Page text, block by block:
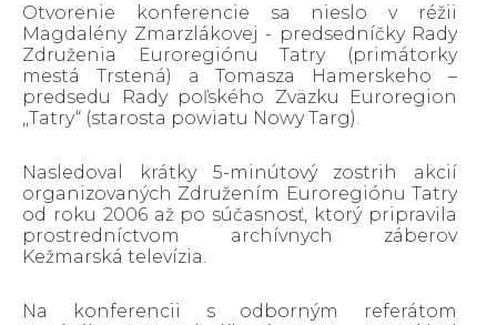
Otvorenie konferencie sa nieslo v réžii
Magdalény Zmarzlákovej - predsedníčky Rady
Združenia Euroregiónu Tatry (primátorky
mestá Trstená) a Tomasza Hamerskeho –
predsedu Rady poľského Zväzku Euroregion
,,Tatry“ (starosta powiatu Nowy Targ).
Nasledoval krátky 5-minútový zostrih akcií
organizovaných Združením Euroregiónu Tatry
od roku 2006 až po súčasnosť, ktorý pripravila
prostredníctvom archívnych záberov
Kežmarská televízia.
Na konferencii s odborným referátom